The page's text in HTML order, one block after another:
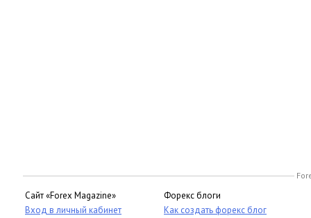
Сайт «Forex Magazine»
Вход в личный кабинет
Форекс блоги
Как создать форекс блог